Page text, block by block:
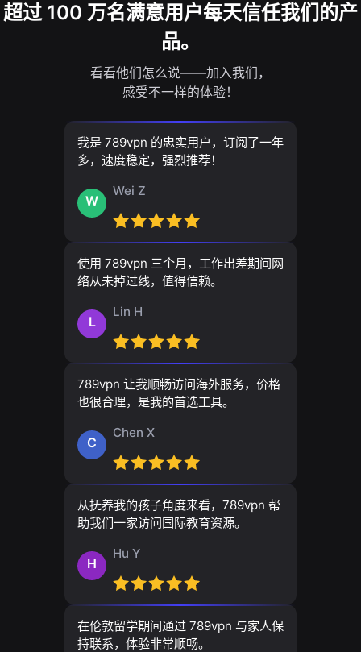
超过 100 万名满意用户每天信任我们的产
品。
看看他们怎么说——加入我们，
感受不一样的体验！
我是 789vpn 的忠实用户，订阅了一年
多，速度稳定，强烈推荐！
W
Wei Z
使用 789vpn 三个月，工作出差期间网
络从未掉过线，值得信赖。
L
Lin H
789vpn 让我顺畅访问海外服务，价格
也很合理，是我的首选工具。
C
Chen X
从抚养我的孩子角度来看，789vpn 帮
助我们一家访问国际教育资源。
H
Hu Y
在伦敦留学期间通过 789vpn 与家人保
持联系，体验非常顺畅。